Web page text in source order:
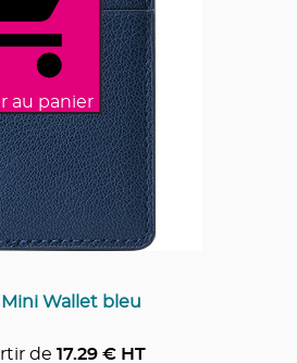
au panier
Mini Wallet bleu
de 17.29€ HT